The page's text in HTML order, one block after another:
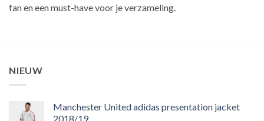
fan en een must-have voor je verzameling.
NIEUW
Manchester United adidas presentation jacket
2018/19